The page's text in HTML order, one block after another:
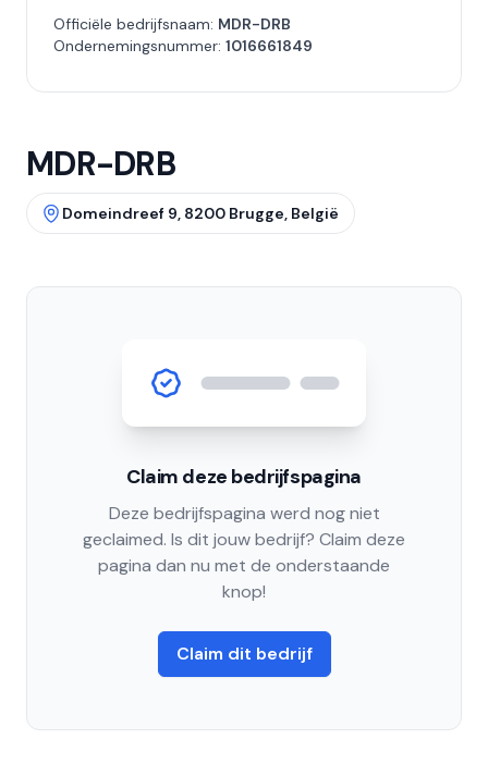
Officiële bedrijfsnaam: MDR-DRB
Ondernemingsnummer: 1016661849
MDR-DRB
Domeindreef 9, 8200 Brugge, België
Claim deze bedrijfspagina
Deze bedrijfspagina werd nog niet
geclaimed. Is dit jouw bedrijf? Claim deze
pagina dan nu met de onderstaande
knop!
Claim dit bedrijf